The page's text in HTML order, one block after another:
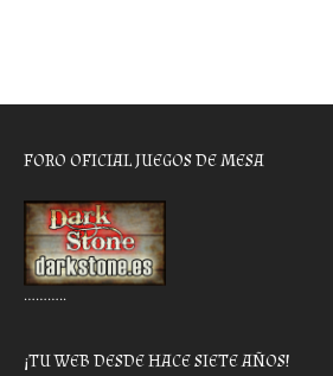
FORO OFICIAL JUEGOS DE MESA
………..
¡TU WEB DESDE HACE SIETE AÑOS!